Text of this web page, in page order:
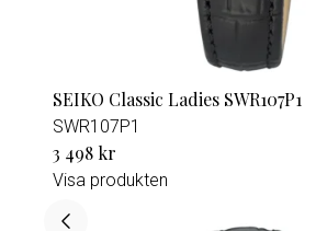
SEIKO Classic Ladies SWR107P1
SWR107P1
3 498 kr
Visa produkten